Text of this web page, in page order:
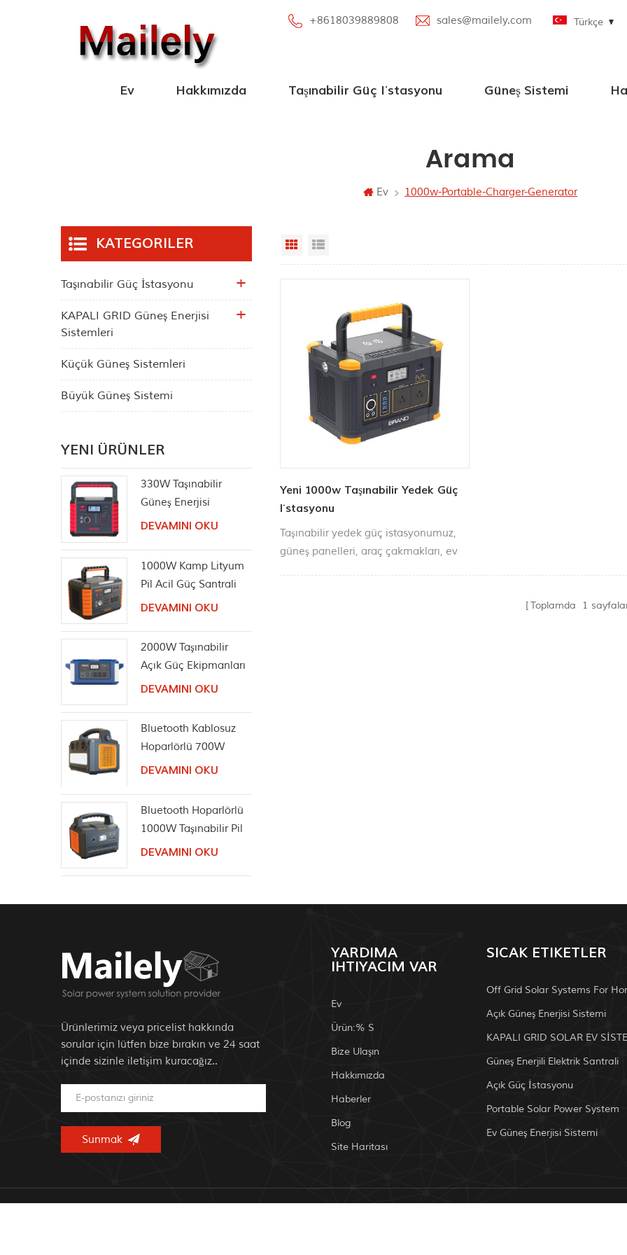
+8618039889808 sales@mailely.com Türkçe
Ev Hakkımızda Taşınabilir Güç İstasyonu Güneş Sistemi
Arama
Ev 1000w-Portable-Charger-Generator
Grid View
Yeni 1000w Taşınabilir Yedek Güç
İstasyonu
Taşınabilir yedek güç istasyonumuz,
güneş panelleri, araç çakmakları, ev
Toplamda 1
KATEGORILER
Taşınabilir Güç İstasyonu
KAPALI GRID Güneş Enerjisi
Sistemleri
Küçük Güneş Sistemleri
Büyük Güneş Sistemi
YENI ÜRÜNLER
330W Taşınabilir
Güneş Enerjisi
İstasyonu Saf Sinüs
DEVAMINI OKU
1000W Kamp Lityum
Pil Acil Güç Santrali
DEVAMINI OKU
2000W Taşınabilir
Açık Güç Ekipmanları
Güneş Jeneratörü
DEVAMINI OKU
Bluetooth Kablosuz
Hoparlörlü 700W
Taşınabilir Güç
DEVAMINI OKU
Bluetooth Hoparlörlü
1000W Taşınabilir Pil
İstasyonu
DEVAMINI OKU
Ürünlerimiz veya pricelist hakkında
sorular için lütfen bize bırakın ve 24 saat
içinde sizinle iletişim kuracağız..
YARDIMA
IHTIYACIM VAR
Ev
Ürün:% S
Bize Ulaşın
Hakkımızda
Haberler
Blog
Site Haritası
SICAK ETIKETLER
Off Grid Solar Systems For
Açık Güneş Enerjisi Sistemi
KAPALI GRID SOLAR EV
Güneş Enerjili Elektrik Santrali
Açık Güç İstasyonu
Portable Solar Power System
Ev Güneş Enerjisi Sistemi